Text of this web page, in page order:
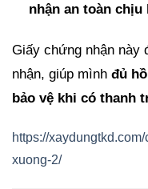
nhận an toàn chịu
Giấy chứng nhận này
nhận, giúp mình đủ
bảo vệ khi có thanh
https://
xuong-2/